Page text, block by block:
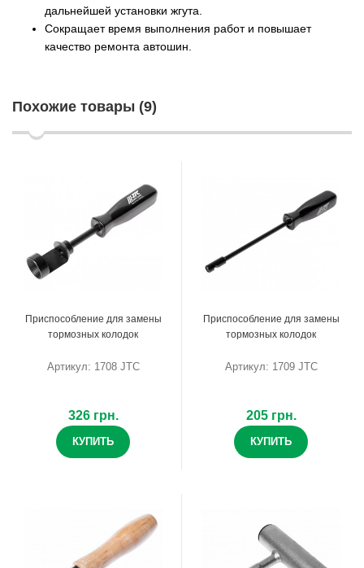
дальнейшей установки жгута.
Сокращает время выполнения работ и повышает
качество ремонта автошин.
Похожие товары (9)
Приспособление для замены
тормозных колодок
Артикул: 1708 JTC
326 грн.
КУПИТЬ
Приспособление для замены
тормозных колодок
Артикул: 1709 JTC
205 грн.
КУПИТЬ